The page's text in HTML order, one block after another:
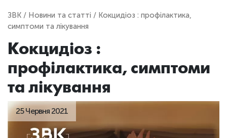
ЗВК / Новини та статті / Кокцидіоз : профілактика,
симптоми та лікування
Кокцидіоз :
профілактика, симптоми
та лікування
25 Червня 2021